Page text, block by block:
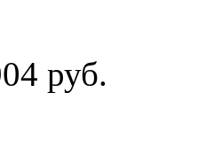
руб.